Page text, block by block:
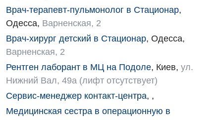
Травматологическое отделение
Урологическое отделение
Физиотерапия
Хирургическое отделение
Врач-терапевт-пульмонолог в Стационар,
Одесса, Варненская, 2
Врач-хирург детский в Стационар, Одесса,
Варненская, 2
Рентген лаборант в МЦ на Подоле, Киев, ул.
Нижний Вал, 49а (лифт отсутствует)
Сервис-менеджер контакт-центра, ,
Медицинская сестра в операционную в